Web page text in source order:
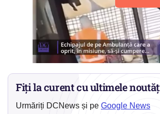
Fiți la curent cu ultimele
Urmăriți DCNews și pe Google News